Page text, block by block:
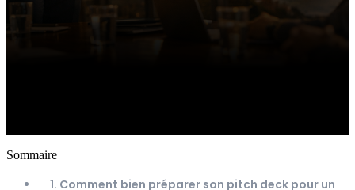
Sommaire
1. Comment bien préparer son pitch deck pour un